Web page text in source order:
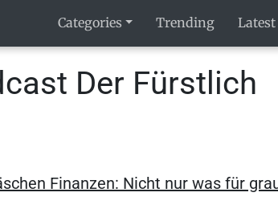
Categories Trending Latest
Der Fürstlich
Finanzen: Nicht nur was für